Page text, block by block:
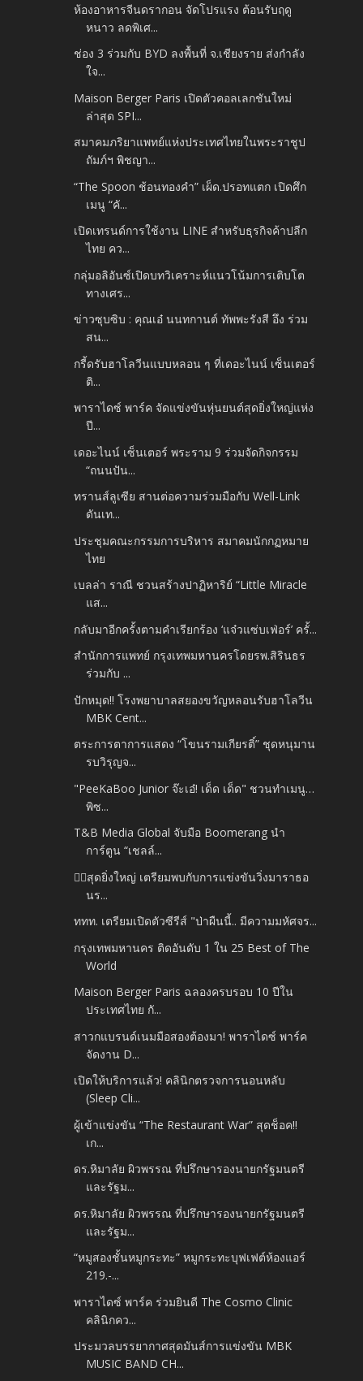
ห้องอาหารจีนดรากอน จัดโปรแรง ต้อนรับฤดู
หนาว ลดพิเศ...
ช่อง 3 ร่วมกับ BYD ลงพื้นที่ จ.เชียงราย ส่งกำลัง
ใจ...
Maison Berger Paris เปิดตัวคอลเลกชันใหม่
ล่าสุด SPI...
สมาคมภริยาแพทย์แห่งประเทศไทยในพระราชูป
ถัมภ์ฯ พิชญา...
“The Spoon ช้อนทองคำ” เผ็ด.ปรอทแตก เปิดศึก
เมนู “คั...
เปิดเทรนด์การใช้งาน LINE สำหรับธุรกิจค้าปลีก
ไทย คว...
กลุ่มอลิอันซ์เปิดบทวิเคราะห์แนวโน้มการเติบโต
ทางเศร...
ข่าวซุบซิบ : คุณเอ๋ นนทกานต์ ทัพพะรังสี อึง ร่วม
สน...
กรี้ดรับฮาโลวีนแบบหลอน ๆ ที่เดอะไนน์ เซ็นเตอร์
ติ...
พาราไดซ์ พาร์ค จัดแข่งขันหุ่นยนต์สุดยิ่งใหญ่แห่ง
ปี...
เดอะไนน์ เซ็นเตอร์ พระราม 9 ร่วมจัดกิจกรรม
“ถนนปัน...
ทรานส์ลูเซีย สานต่อความร่วมมือกับ Well-Link
ดันเท...
ประชุมคณะกรรมการบริหาร สมาคมนักกฏหมาย
ไทย
เบลล่า ราณี​ ชวนสร้างปาฏิหาริย์ “Little Miracle
แส...
กลับมาอีกครั้งตามคำเรียกร้อง ‘แจ๋วแซ่บเฟ่อร์’ ครั้...
สำนักการแพทย์ กรุงเทพมหานครโดยรพ.สิรินธร
ร่วมกับ ...
ปักหมุด!! โรงพยาบาลสยองขวัญหลอนรับฮาโลวีน
MBK Cent...
ตระการตาการแสดง “โขนรามเกียรติ์” ชุดหนุมาน
รบวิรุญจ...
"PeeKaBoo Junior จ๊ะเอ๋! เด็ด เด็ด" ชวนทำเมนู…
พิซ...
T&B Media Global จับมือ Boomerang นำ
การ์ตูน “เชลล์...
🏃‍♂️สุดยิ่งใหญ่ เตรียมพบกับการแข่งขันวิ่งมาราธอ
นร...
ททท. เตรียมเปิดตัวซีรีส์ "ป่าผืนนี้.. มีความมหัศจร...
กรุงเทพมหานคร ติดอันดับ 1 ใน 25 Best of The
World
Maison Berger Paris ฉลองครบรอบ 10 ปีใน
ประเทศไทย กั...
สาวกแบรนด์เนมมือสองต้องมา! พาราไดซ์ พาร์ค
จัดงาน D...
เปิดให้บริการแล้ว! คลินิกตรวจการนอนหลับ
(Sleep Cli...
ผู้เข้าแข่งขัน “The Restaurant War” สุดช็อค!!
เก...
ดร.หิมาลัย ผิวพรรณ ที่ปรึกษารองนายกรัฐมนตรี
และรัฐม...
ดร.หิมาลัย ผิวพรรณ ที่ปรึกษารองนายกรัฐมนตรี
และรัฐม...
“หมูสองชั้นหมูกระทะ” หมูกระทะบุฟเฟต์ห้องแอร์
219.-...
พาราไดซ์ พาร์ค ร่วมยินดี The Cosmo Clinic
คลินิกคว...
ประมวลบรรยากาศสุดมันส์การแข่งขัน MBK
MUSIC BAND CH...